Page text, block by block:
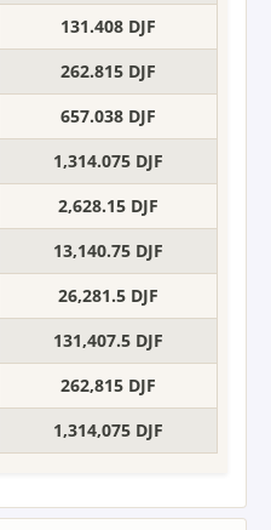
131.408 DJF
262.815 DJF
657.038 DJF
1,314.075 DJF
2,628.15 DJF
13,140.75 DJF
26,281.5 DJF
131,407.5 DJF
262,815 DJF
1,314,075 DJF